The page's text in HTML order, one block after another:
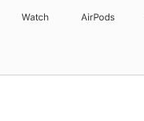
Watch AirPods